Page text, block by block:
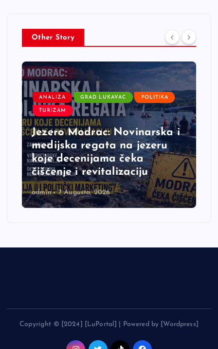
Other Story
ANALIZA GRAD LUKAVAC POLITIKA
TURIZAM
Jezero Modrac: Novinarska i
medijska regata na jezeru
koje decenijama čeka
čišćenje i revitalizaciju
admin 7 Augusta, 2026
Copyright © [2024] [LuPortal] | Powered by [Wordpress]